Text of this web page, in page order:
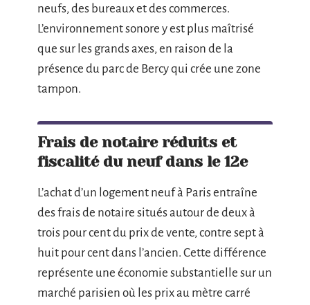
neufs, des bureaux et des commerces.
L’environnement sonore y est plus maîtrisé
que sur les grands axes, en raison de la
présence du parc de Bercy qui crée une zone
tampon.
Frais de notaire réduits et
fiscalité du neuf dans le 12e
L’achat d’un logement neuf à Paris entraîne
des frais de notaire situés autour de deux à
trois pour cent du prix de vente, contre sept à
huit pour cent dans l’ancien. Cette différence
représente une économie substantielle sur un
marché parisien où les prix au mètre carré